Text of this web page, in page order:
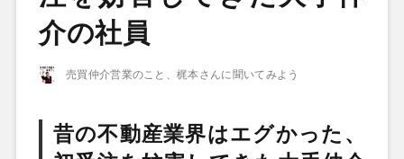
介の社員
売買仲介営業のこと、梶本さんに聞いてみよう
昔の不動産業界はエグかった、